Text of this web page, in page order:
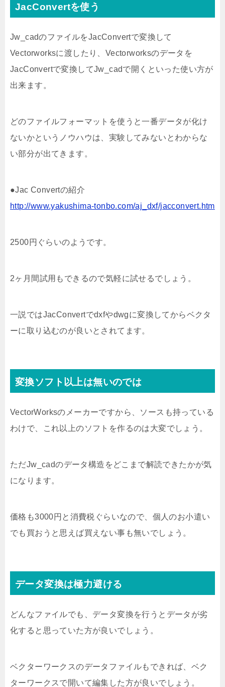
JacConvertを使う
Jw_cadのファイルをJacConvertで変換して
Vectorworksに渡したり、Vectorworksのデータを
JacConvertで変換してJw_cadで開くといった使い方が
出来ます。
どのファイルフォーマットを使うと一番データが化け
ないかというノウハウは、実験してみないとわからな
い部分が出てきます。
●Jac Convertの紹介
http://www.yakushima-tonbo.com/aj_dxf/jacconvert.htm
2500円ぐらいのようです。
2ヶ月間試用もできるので気軽に試せるでしょう。
一説ではJacConvertでdxfやdwgに変換してからベクタ
ーに取り込むのが良いとされてます。
変換ソフト以上は無いのでは
VectorWorksのメーカーですから、ソースも持っている
わけで、これ以上のソフトを作るのは大変でしょう。
ただJw_cadのデータ構造をどこまで解読できたかが気
になります。
価格も3000円と消費税ぐらいなので、個人のお小遣い
でも買おうと思えば買えない事も無いでしょう。
データ変換は極力避ける
どんなファイルでも、データ変換を行うとデータが劣
化すると思っていた方が良いでしょう。
ベクターワークスのデータファイルもできれば、ベク
ターワークスで開いて編集した方が良いでしょう。